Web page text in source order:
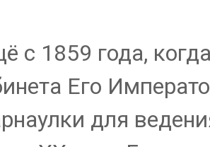
с 1859 года,
Его
для